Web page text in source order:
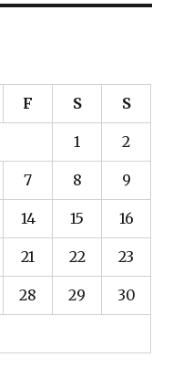
F S S
1 2
7 8 9
14 15 16
21 22 23
28 29 30